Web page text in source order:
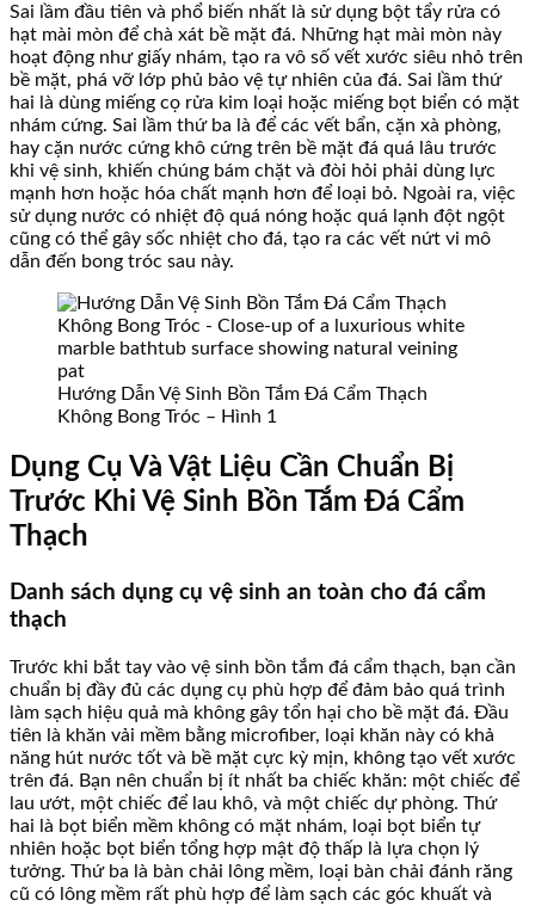
Sai lầm đầu tiên và phổ biến nhất là sử dụng bột tẩy rửa có
hạt mài mòn để chà xát bề mặt đá. Những hạt mài mòn này
hoạt động như giấy nhám, tạo ra vô số vết xước siêu nhỏ trên
bề mặt, phá vỡ lớp phủ bảo vệ tự nhiên của đá. Sai lầm thứ
hai là dùng miếng cọ rửa kim loại hoặc miếng bọt biển có mặt
nhám cứng. Sai lầm thứ ba là để các vết bẩn, cặn xà phòng,
hay cặn nước cứng khô cứng trên bề mặt đá quá lâu trước
khi vệ sinh, khiến chúng bám chặt và đòi hỏi phải dùng lực
mạnh hơn hoặc hóa chất mạnh hơn để loại bỏ. Ngoài ra, việc
sử dụng nước có nhiệt độ quá nóng hoặc quá lạnh đột ngột
cũng có thể gây sốc nhiệt cho đá, tạo ra các vết nứt vi mô
dẫn đến bong tróc sau này.
Hướng Dẫn Vệ Sinh Bồn Tắm Đá Cẩm Thạch
Không Bong Tróc – Hình 1
Dụng Cụ Và Vật Liệu Cần Chuẩn Bị
Trước Khi Vệ Sinh Bồn Tắm Đá Cẩm
Thạch
Danh sách dụng cụ vệ sinh an toàn cho đá cẩm
thạch
Trước khi bắt tay vào vệ sinh bồn tắm đá cẩm thạch, bạn cần
chuẩn bị đầy đủ các dụng cụ phù hợp để đảm bảo quá trình
làm sạch hiệu quả mà không gây tổn hại cho bề mặt đá. Đầu
tiên là khăn vải mềm bằng microfiber, loại khăn này có khả
năng hút nước tốt và bề mặt cực kỳ mịn, không tạo vết xước
trên đá. Bạn nên chuẩn bị ít nhất ba chiếc khăn: một chiếc để
lau ướt, một chiếc để lau khô, và một chiếc dự phòng. Thứ
hai là bọt biển mềm không có mặt nhám, loại bọt biển tự
nhiên hoặc bọt biển tổng hợp mật độ thấp là lựa chọn lý
tưởng. Thứ ba là bàn chải lông mềm, loại bàn chải đánh răng
cũ có lông mềm rất phù hợp để làm sạch các góc khuất và